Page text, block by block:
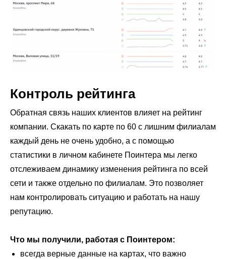
Контроль рейтинга
Обратная связь наших клиентов влияет на рейтинг
компании. Скакать по карте по 60 с лишним филиалам
каждый день не очень удобно, а с помощью
статистики в личном кабинете Поинтера мы легко
отслеживаем динамику изменения рейтинга по всей
сети и также отдельно по филиалам. Это позволяет
нам контролировать ситуацию и работать на нашу
репутацию.
Что мы получили, работая с Поинтером:
всегда верные данные на картах, что важно